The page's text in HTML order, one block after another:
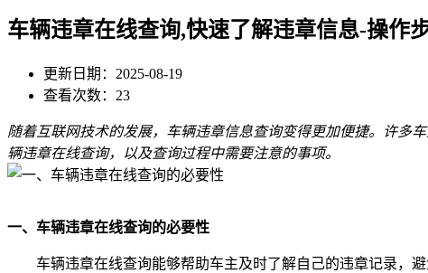
车辆违章在线查询,快速了解违章信息-操作
更新日期：2025-08-19
查看次数：23
随着互联网技术的发展，车辆违章信息查询变得更加便捷。许多
辆违章在线查询，以及查询过程中需要注意的事项。
一、车辆违章在线查询的必要性
车辆违章在线查询能够帮助车主及时了解自己的违章记录，